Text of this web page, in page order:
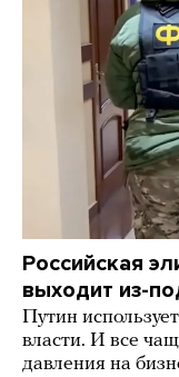
Российская
выходит из-
Путин
власти. И все
давления на